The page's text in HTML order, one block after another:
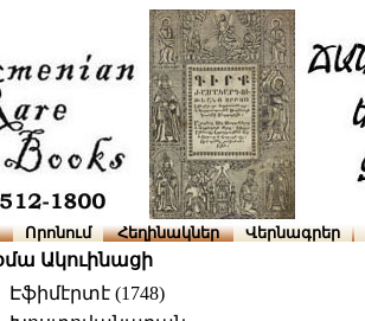
Որոնում Հեղինակներ Վերնագրեր
Ակուինացի
Էֆիմէրտէ (1748)